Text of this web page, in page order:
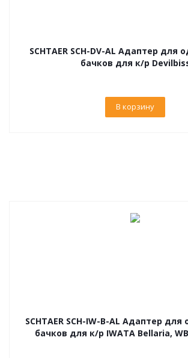
SCHTAER SCH-DV-AL Адаптер для
бачков для к/р
В корзину
SCHTAER SCH-IW-B-AL Адаптер
бачков для к/р IWATA Bellaria,